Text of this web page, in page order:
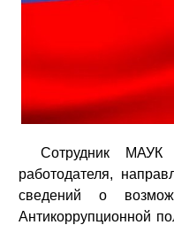
Сотрудник МАУК
работодателя,
сведений о
Антикоррупционной